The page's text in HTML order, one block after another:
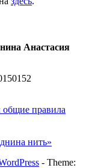
Анастасия
правила
нить»
- Theme: